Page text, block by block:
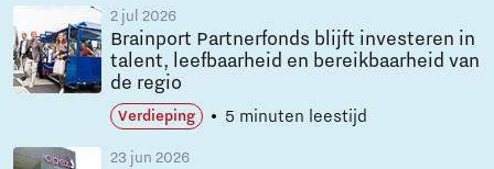
2 jul 2026
Brainport Partnerfonds blijft investeren in
talent, leefbaarheid en bereikbaarheid van
de regio
Verdieping 5 minuten leestijd
23 jun 2026